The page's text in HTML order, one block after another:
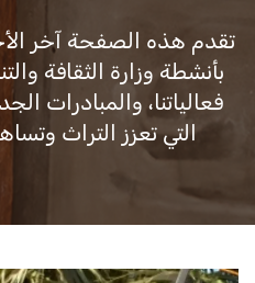
تقدم هذه الصفحة آخر
بأنشطة وزارة الثقافة
فعالياتنا، والمبادرات
التي تعزز التراث